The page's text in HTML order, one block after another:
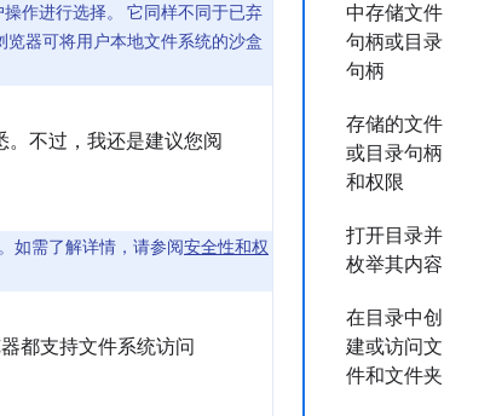
中存储文件
句柄或目录
句柄
存储的文件
或目录句柄
和权限
打开目录并
枚举其内容
在目录中创
建或访问文
件和文件夹
作进行选择。 它同样不同于已弃
器可将用户本地文件系统的沙盒
不过，我还是建议您阅
如需了解详情，请参阅安全性和权
都支持文件系统访问